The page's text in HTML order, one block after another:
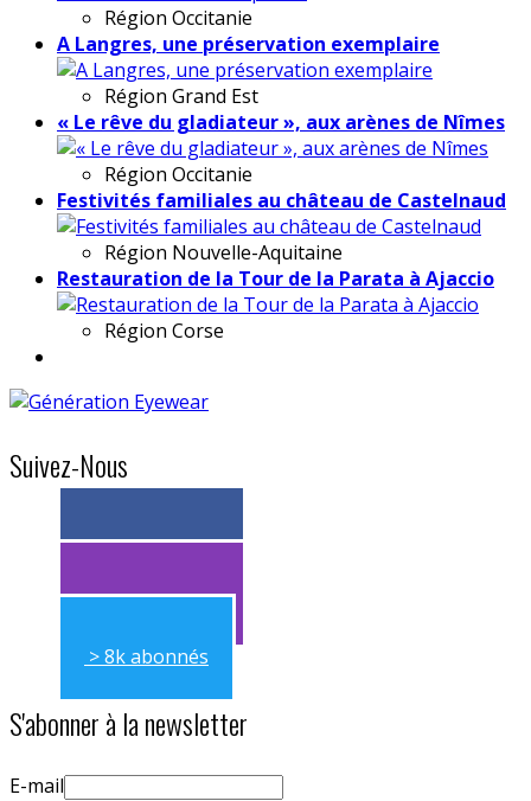
Région Occitanie
A Langres, une préservation exemplaire
Région Grand Est
« Le rêve du gladiateur », aux arènes de Nîmes
Région Occitanie
Festivités familiales au château de Castelnaud
Région Nouvelle-Aquitaine
Restauration de la Tour de la Parata à Ajaccio
Région Corse
Suivez-Nous
> 11k abonnés
> 11k abonnés
> 8k abonnés
S'abonner à la newsletter
E-mail